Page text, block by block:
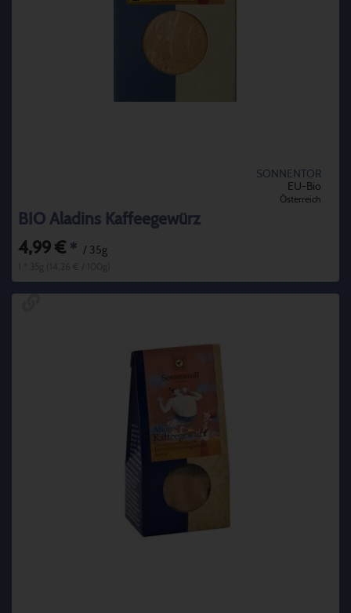
SONNENTOR
EU-Bio
Österreich
BIO Aladins Kaffeegewürz
4,99 € * / 35g